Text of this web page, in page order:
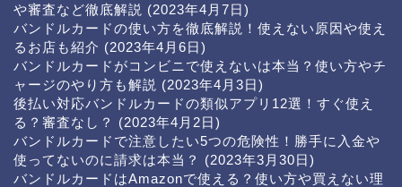
や審査など徹底解説 (2023年4月7日)
バンドルカードの使い方を徹底解説！使えない原因や使え
るお店も紹介 (2023年4月6日)
バンドルカードがコンビニで使えないは本当？使い方やチ
ャージのやり方も解説 (2023年4月3日)
後払い対応バンドルカードの類似アプリ12選！すぐ使え
る？審査なし？
(2023年4月2日)
バンドルカードで注意したい5つの危険性！勝手に入金や
使ってないのに請求は本当？
(2023年3月30日)
バンドルカードはAmazonで使える？使い方や買えない理